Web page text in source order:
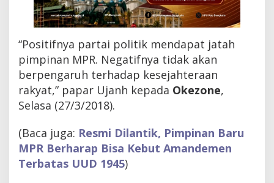
“Positifnya partai politik mendapat jatah
pimpinan MPR. Negatifnya tidak akan
berpengaruh terhadap kesejahteraan
rakyat,” papar Ujanh kepada Okezone,
Selasa (27/3/2018).
(Baca juga: Resmi Dilantik, Pimpinan Baru
MPR Berharap Bisa Kebut Amandemen
Terbatas UUD 1945)